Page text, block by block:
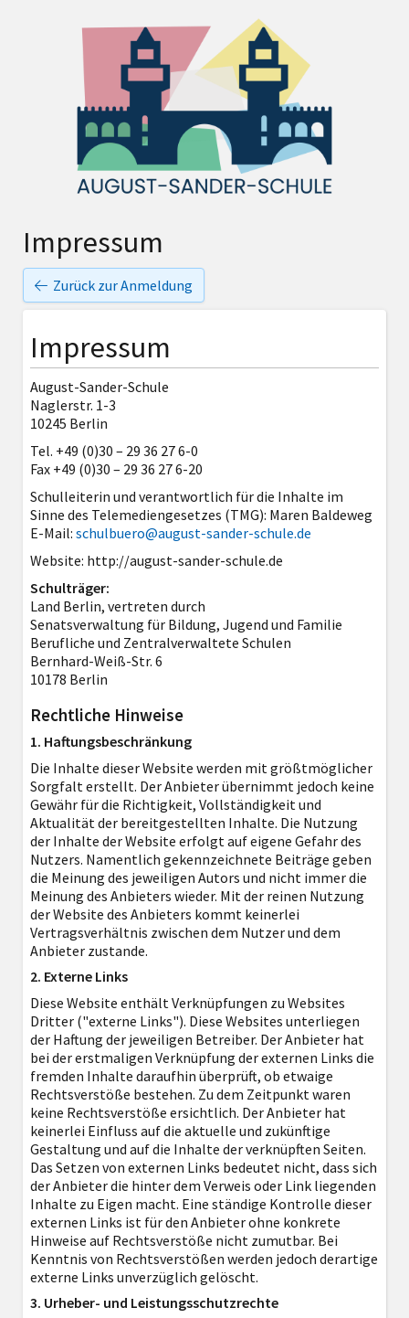
Impressum
Zurück zur Anmeldung
Impressum
August-Sander-Schule
Naglerstr. 1-3
10245 Berlin
Tel. +49 (0)30 – 29 36 27 6-0
Fax +49 (0)30 – 29 36 27 6-20
Schulleiterin und verantwortlich für die Inhalte im
Sinne des Telemediengesetzes (TMG): Maren Baldeweg
E-Mail: schulbuero@august-sander-schule.de
Website: http://august-sander-schule.de
Schulträger:
Land Berlin, vertreten durch
Senatsverwaltung für Bildung, Jugend und Familie
Berufliche und Zentralverwaltete Schulen
Bernhard-Weiß-Str. 6
10178 Berlin
Rechtliche Hinweise
1. Haftungsbeschränkung
Die Inhalte dieser Website werden mit größtmöglicher
Sorgfalt erstellt. Der Anbieter übernimmt jedoch keine
Gewähr für die Richtigkeit, Vollständigkeit und
Aktualität der bereitgestellten Inhalte. Die Nutzung
der Inhalte der Website erfolgt auf eigene Gefahr des
Nutzers. Namentlich gekennzeichnete Beiträge geben
die Meinung des jeweiligen Autors und nicht immer die
Meinung des Anbieters wieder. Mit der reinen Nutzung
der Website des Anbieters kommt keinerlei
Vertragsverhältnis zwischen dem Nutzer und dem
Anbieter zustande.
2. Externe Links
Diese Website enthält Verknüpfungen zu Websites
Dritter ("externe Links"). Diese Websites unterliegen
der Haftung der jeweiligen Betreiber. Der Anbieter hat
bei der erstmaligen Verknüpfung der externen Links die
fremden Inhalte daraufhin überprüft, ob etwaige
Rechtsverstöße bestehen. Zu dem Zeitpunkt waren
keine Rechtsverstöße ersichtlich. Der Anbieter hat
keinerlei Einfluss auf die aktuelle und zukünftige
Gestaltung und auf die Inhalte der verknüpften Seiten.
Das Setzen von externen Links bedeutet nicht, dass sich
der Anbieter die hinter dem Verweis oder Link liegenden
Inhalte zu Eigen macht. Eine ständige Kontrolle dieser
externen Links ist für den Anbieter ohne konkrete
Hinweise auf Rechtsverstöße nicht zumutbar. Bei
Kenntnis von Rechtsverstößen werden jedoch derartige
externe Links unverzüglich gelöscht.
3. Urheber- und Leistungsschutzrechte